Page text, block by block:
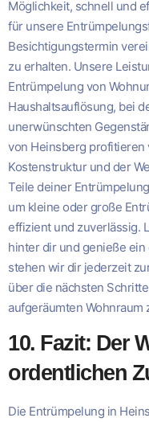
Möglichkeit, schnell und
für unsere
Besichtigungstermin
zu erhalten. Unsere
Entrümpelung von
Haushaltsauflösung, bei
unerwünschten
von Heinsberg
Kostenstruktur und der
Teile deiner
um kleine oder große
effizient und zuverlässig.
hinter dir und genieße
stehen wir dir jederzeit
über die nächsten
aufgeräumten Wohnraum
10. Fazit: Der
ordentlichen
Die Entrümpelung in